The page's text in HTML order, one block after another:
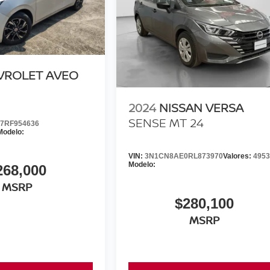
AVEO
MSRP
2024 NISSAN VERSA
SENSE MT 24
VIN:3N1CN8AE0RL873970Valores:
Modelo:
$280,100
MSRP